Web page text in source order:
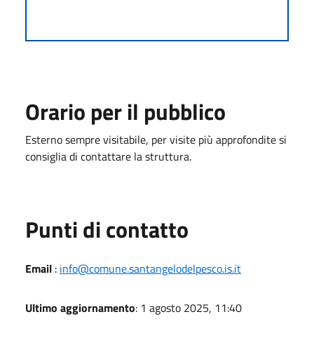
Orario per il pubblico
Esterno sempre visitabile, per visite più approfondite si
consiglia di contattare la struttura.
Punti di contatto
Email : info@comune.santangelodelpesco.is.it
Ultimo aggiornamento: 1 agosto 2025, 11:40